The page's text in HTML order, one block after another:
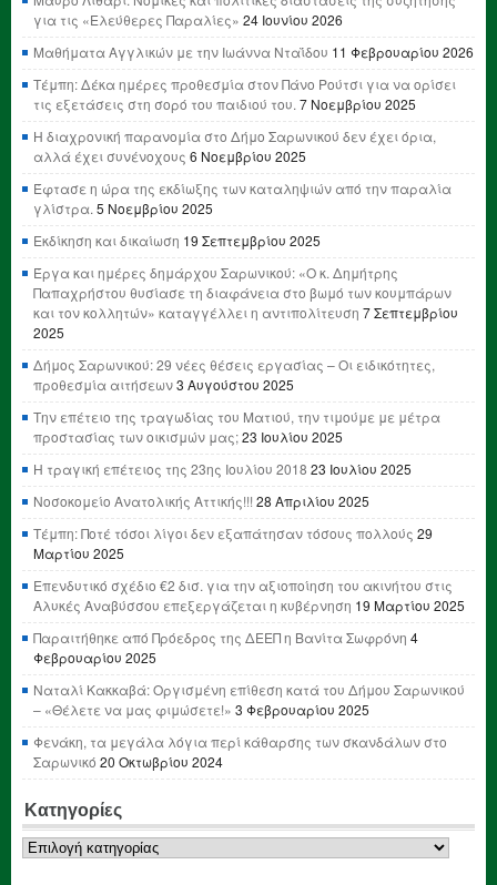
για τις «Ελεύθερες Παραλίες» 24 Ιουνίου 2026
Μαθήματα Αγγλικών με την Ιωάννα Νταΐδου 11 Φεβρουαρίου 2026
Τέμπη: Δέκα ημέρες προθεσμία στον Πάνο Ρούτσι για να ορίσει
τις εξετάσεις στη σορό του παιδιού του. 7 Νοεμβρίου 2025
Η διαχρονική παρανομία στο Δήμο Σαρωνικού δεν έχει όρια,
αλλά έχει συνένοχους 6 Νοεμβρίου 2025
Έφτασε η ώρα της εκδίωξης των καταληψιών από την παραλία
γλίστρα. 5 Νοεμβρίου 2025
Εκδίκηση και δικαίωση 19 Σεπτεμβρίου 2025
Έργα και ημέρες δημάρχου Σαρωνικού: «Ο κ. Δημήτρης
Παπαχρήστου θυσίασε τη διαφάνεια στο βωμό των κουμπάρων
και τον κολλητών» καταγγέλλει η αντιπολίτευση 7 Σεπτεμβρίου
2025
Δήμος Σαρωνικού: 29 νέες θέσεις εργασίας – Οι ειδικότητες,
προθεσμία αιτήσεων3 Αυγούστου 2025
Την επέτειο της τραγωδίας του Ματιού, την τιμούμε με μέτρα
προστασίας των οικισμών μας;23 Ιουλίου 2025
Η τραγική επέτειος της 23ης Ιουλίου 2018 23 Ιουλίου 2025
Νοσοκομείο Ανατολικής Αττικής!!! 28 Απριλίου 2025
Τέμπη: Ποτέ τόσοι λίγοι δεν εξαπάτησαν τόσους πολλούς 29
Μαρτίου 2025
Επενδυτικό σχέδιο €2 δισ. για την αξιοποίηση του ακινήτου στις
Αλυκές Αναβύσσου επεξεργάζεται η κυβέρνηση 19 Μαρτίου 2025
Παραιτήθηκε από Πρόεδρος της ΔΕΕΠ η Βανίτα Σωφρόνη 4
Φεβρουαρίου 2025
Ναταλί Κακκαβά: Οργισμένη επίθεση κατά του Δήμου Σαρωνικού
– «Θέλετε να μας φιμώσετε!» 3 Φεβρουαρίου 2025
Φενάκη, τα μεγάλα λόγια περί κάθαρσης των σκανδάλων στο
Σαρωνικό 20 Οκτωβρίου 2024
Κατηγορίες
Κατηγορίες